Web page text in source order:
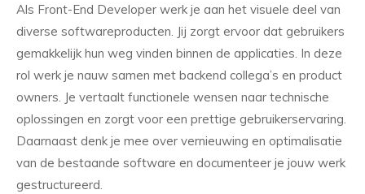
Als Front-End Developer werk je aan het visuele deel van
diverse softwareproducten. Jij zorgt ervoor dat gebruikers
gemakkelijk hun weg vinden binnen de applicaties. In deze
rol werk je nauw samen met backend collega’s en product
owners. Je vertaalt functionele wensen naar technische
oplossingen en zorgt voor een prettige gebruikerservaring.
Daarnaast denk je mee over vernieuwing en optimalisatie
van de bestaande software en documenteer je jouw werk
gestructureerd.